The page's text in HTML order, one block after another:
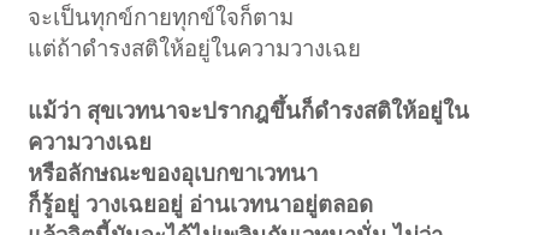
จะเป็นทุกข์กายทุกข์ใจก็ตาม
แต่ถ้าดำรงสติให้อยู่ในความวางเฉย
แม้ว่า สุขเวทนาจะปรากฎขึ้นก็ดำรงสติให้อยู่ใน
ความวางเฉย
หรือลักษณะของอุเบกขาเวทนา
ก็รู้อยู่ วางเฉยอยู่ อ่านเวทนาอยู่ตลอด